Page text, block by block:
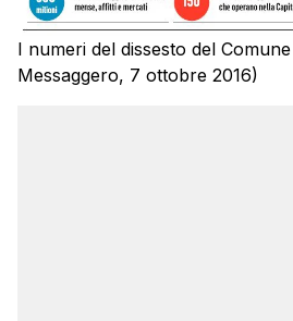
I numeri del dissesto del
Messaggero, 7 ottobre 2016)